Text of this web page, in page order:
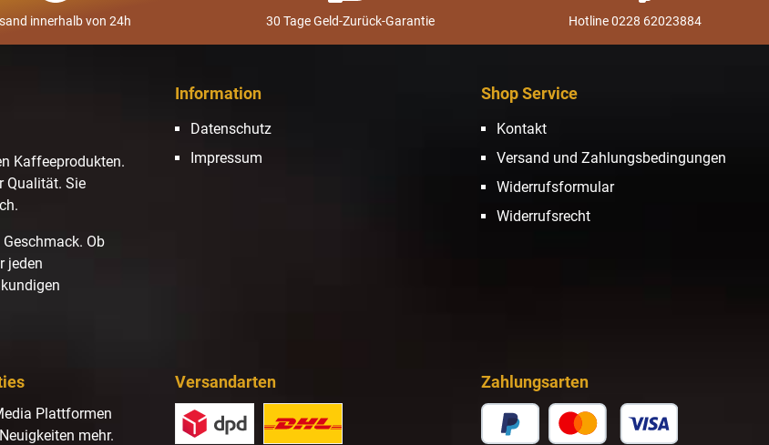
innerhalb von 24h 30 Tage Geld-Zurück-Garantie Hotline 0228 62023884
Kaffeeprodukten.
Qualität. Sie
Ob
jeden
Information
Datenschutz
Impressum
Shop Service
Kontakt
Versand und Zahlungsbedingungen
Widerrufsformular
Widerrufsrecht
Plattformen
mehr.
Versandarten Zahlungsarten